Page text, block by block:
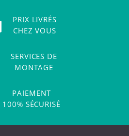
PRIX LIVRÉS
CHEZ VOUS
SERVICES DE
MONTAGE
PAIEMENT
100% SÉCURISÉ